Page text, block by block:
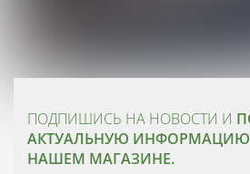
ПОДПИШИСЬ НА НОВОСТИ И
АКТУАЛЬНУЮ
НАШЕМ МАГАЗИНЕ.